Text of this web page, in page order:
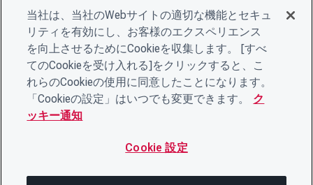
当社は、当社のWebサイトの適切な機能とセキュ
リティを有効にし、お客様のエクスペリエンス
を向上させるためにCookieを収集します。 [すべ
てのCookieを受け入れる]をクリックすると、こ
れらのCookieの使用に同意したことになります。
「Cookieの設定」はいつでも変更できます。
ク
ッキー通知
Cookie 設定